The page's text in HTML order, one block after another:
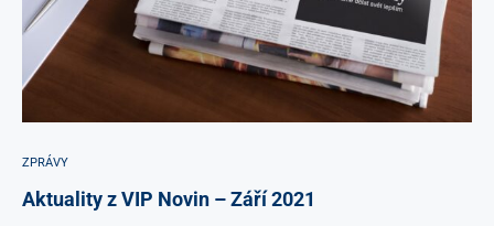
ZPRÁVY
Aktuality z VIP Novin – Září 2021